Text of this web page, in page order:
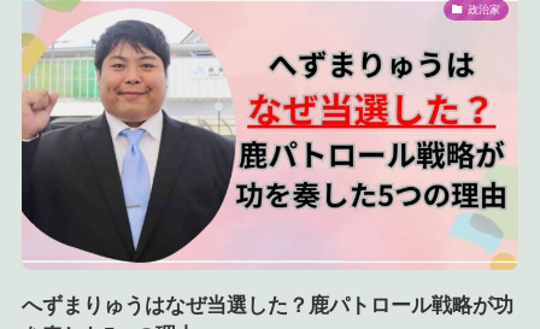
政治家
へずまりゅうはなぜ当選した？鹿パトロール戦略が功